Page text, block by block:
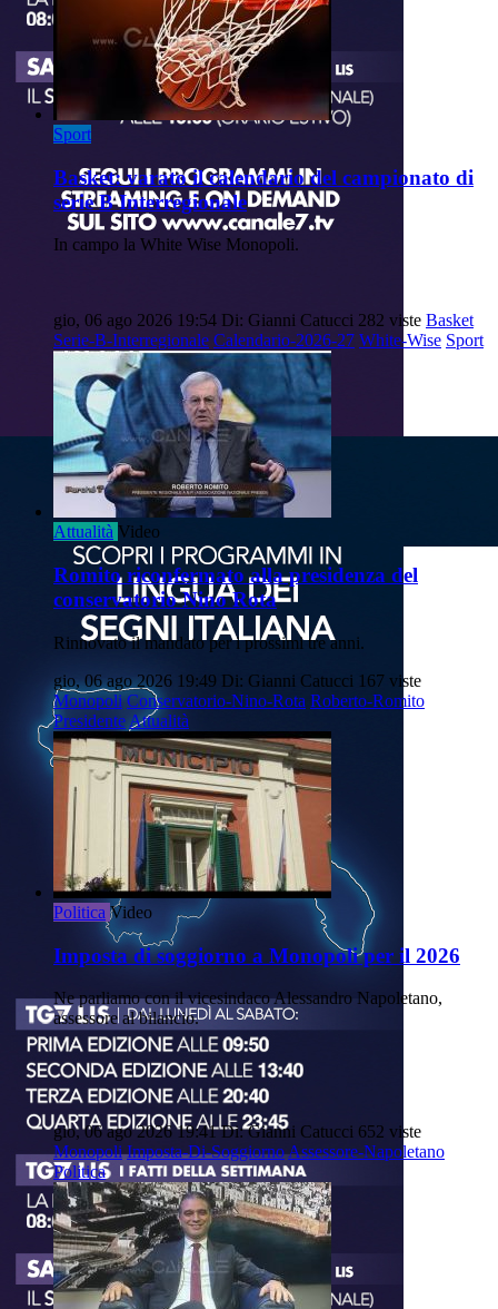
Sport
Basket: varato il calendario del campionato di
serie B Interregionale
In campo la White Wise Monopoli.
gio, 06 ago 2026 19:54 Di: Gianni Catucci 282 viste Basket
Serie-B-Interregionale Calendario-2026-27 White-Wise Sport
Attualità Video
Romito riconfermato alla presidenza del
conservatorio Nino Rota
Rinnovato il mandato per i prossimi tre anni.
gio, 06 ago 2026 19:49 Di: Gianni Catucci 167 viste
Monopoli Conservatorio-Nino-Rota Roberto-Romito
Presidente Attualità
Politica Video
Imposta di soggiorno a Monopoli per il 2026
Ne parliamo con il vicesindaco Alessandro Napoletano,
assessore al bilancio.
gio, 06 ago 2026 19:41 Di: Gianni Catucci 652 viste
Monopoli Imposta-Di-SoggiornoAssessore-Napoletano
Politica